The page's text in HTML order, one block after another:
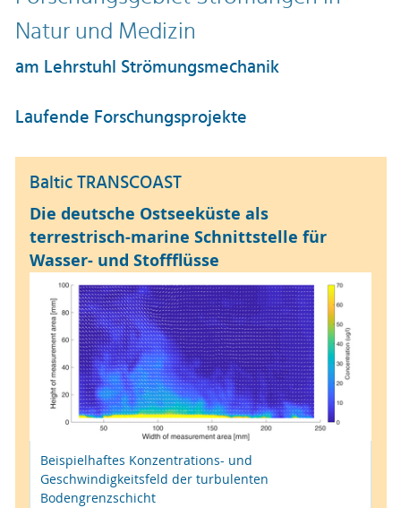
Natur und Medizin
am Lehrstuhl Strömungsmechanik
Laufende Forschungsprojekte
Baltic TRANSCOAST
Die deutsche Ostseeküste als
terrestrisch-marine Schnittstelle für
Wasser- und Stoffflüsse
Beispielhaftes Konzentrations- und
Geschwindigkeitsfeld der turbulenten
Bodengrenzschicht